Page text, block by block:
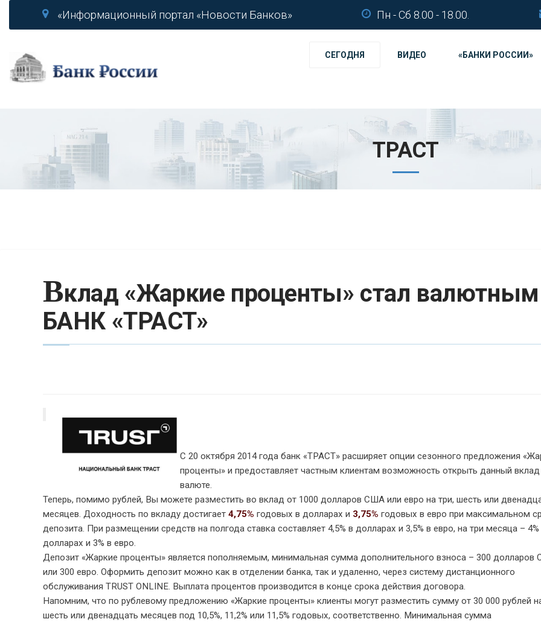
«Информационный портал «Новости Банков» Пн - Сб 8.00 - 18.00.
СЕГОДНЯ ВИДЕО «БАНКИ РОССИИ»
ТРАСТ
Вклад «Жаркие проценты» стал
БАНК «ТРАСТ»
С 20 октября 2014 года банк «ТРАСТ» расширяет опции сезонного предложения
проценты» и предоставляет частным клиентам возможность открыть данный вклад
валюте.
Теперь, помимо рублей, Вы можете разместить во вклад от 1000 долларов США или евро на три, шесть или
месяцев. Доходность по вкладу достигает 4,75% годовых в долларах и 3,75% годовых в евро при максимальном
депозита. При размещении средств на полгода ставка составляет 4,5% в долларах и 3,5% в евро, на три месяца – 4%
долларах и 3% в евро.
Депозит «Жаркие проценты» является пополняемым, минимальная сумма дополнительного взноса – 300
или 300 евро. Оформить депозит можно как в отделении банка, так и удаленно, через систему дистанционного
обслуживания TRUST ONLINE. Выплата процентов производится в конце срока действия договора.
Напомним, что по рублевому предложению «Жаркие проценты» клиенты могут разместить сумму от 30 000 рублей
шесть или двенадцать месяцев под 10,5%, 11,2% или 11,5% годовых, соответственно. Минимальная сумма